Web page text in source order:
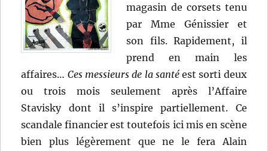
magasin de corsets tenu
par Mme Génissier et
son fils. Rapidement, il
prend en main les
affaires… Ces messieurs de la santéest sorti deux
ou trois mois seulement après l’Affaire
Stavisky dont il s’inspire partiellement. Ce
scandale financier est toutefois ici mis en scène
bien plus légèrement que ne le fera Alain